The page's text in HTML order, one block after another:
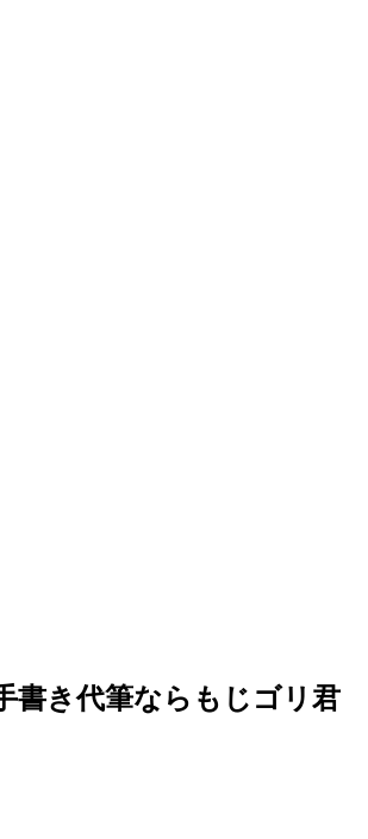
書き代筆ならもじゴリ君